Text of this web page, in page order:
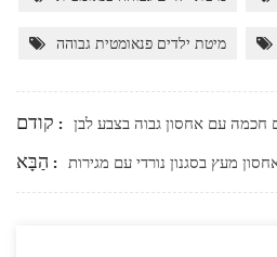
מיטת ילדים פנאומטית גבוהה
קודם :
הַבָּא :